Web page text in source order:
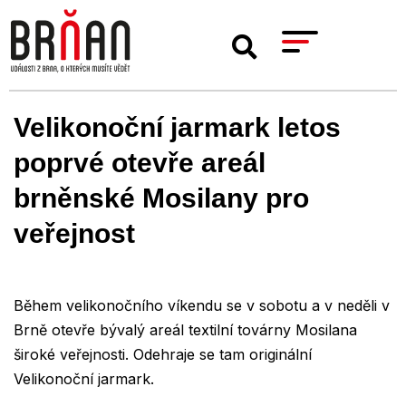
Velikonoční jarmark letos
poprvé otevře areál
brněnské Mosilany pro
veřejnost
Během velikonočního víkendu se v sobotu a v neděli v
Brně otevře bývalý areál textilní továrny Mosilana
široké veřejnosti. Odehraje se tam originální
Velikonoční jarmark.